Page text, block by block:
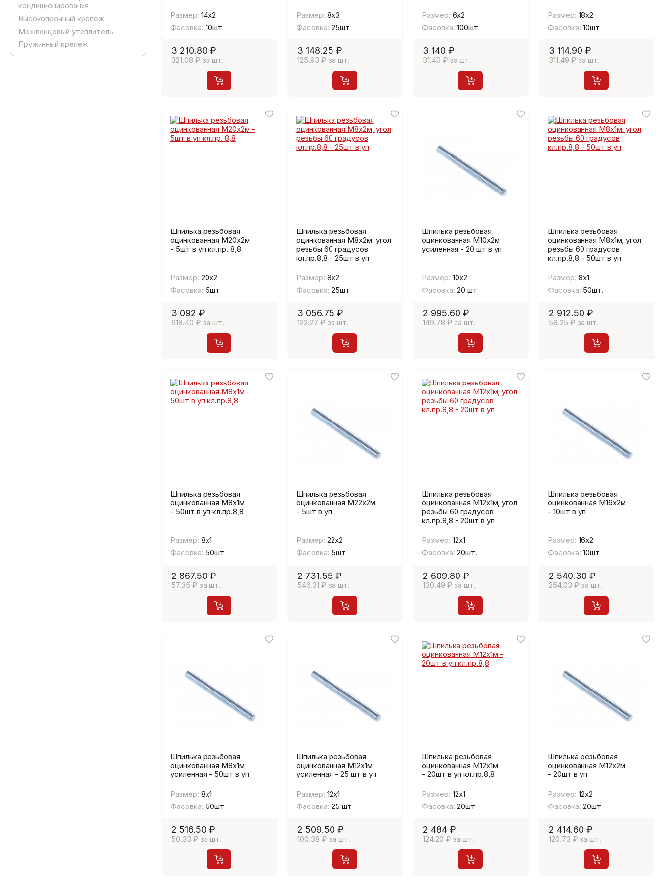
кондиционирования
Высокопрочный крепеж
Межвенцовый утеплитель
Пружинный крепеж
Размер: 14х2
Фасовка: 10шт
3 210.80 ₽
321.08 ₽ за шт.
Размер: 8х3
Фасовка: 25шт
3 148.25 ₽
125.93 ₽ за шт.
Размер: 6х2
Фасовка: 100шт
3 140 ₽
31.40 ₽ за шт.
Размер: 18х2
Фасовка: 10шт
3 114.90 ₽
311.49 ₽ за шт.
Шпилька резьбовая
оцинкованная М20х2м
- 5шт в уп кл.пр. 8,8
Размер: 20х2
Фасовка: 5шт
3 092 ₽
618.40 ₽ за шт.
Шпилька резьбовая
оцинкованная М8х2м, угол
резьбы 60 градусов
кл.пр.8,8 - 25шт в уп
Размер: 8х2
Фасовка: 25шт
3 056.75 ₽
122.27 ₽ за шт.
Шпилька резьбовая
оцинкованная М10х2м
усиленная - 20 шт в уп
Размер: 10х2
Фасовка: 20 шт
2 995.60 ₽
149.78 ₽ за шт.
Шпилька резьбовая
оцинкованная М8х1м, угол
резьбы 60 градусов
кл.пр.8,8 - 50шт в уп
Размер: 8х1
Фасовка: 50шт.
2 912.50 ₽
58.25 ₽ за шт.
Шпилька резьбовая
оцинкованная М8х1м
- 50шт в уп кл.пр.8,8
Размер: 8х1
Фасовка: 50шт
2 867.50 ₽
57.35 ₽ за шт.
Шпилька резьбовая
оцинкованная М22х2м
- 5шт в уп
Размер: 22х2
Фасовка: 5шт
2 731.55 ₽
546.31 ₽ за шт.
Шпилька резьбовая
оцинкованная М12х1м, угол
резьбы 60 градусов
кл.пр.8,8 - 20шт в уп
Размер: 12х1
Фасовка: 20шт.
2 609.80 ₽
130.49 ₽ за шт.
Шпилька резьбовая
оцинкованная М16х2м
- 10шт в уп
Размер: 16х2
Фасовка: 10шт
2 540.30 ₽
254.03 ₽ за шт.
Шпилька резьбовая
оцинкованная М8х1м
усиленная - 50шт в уп
Размер: 8х1
Фасовка: 50шт
2 516.50 ₽
50.33 ₽ за шт.
Шпилька резьбовая
оцинкованная М12х1м
усиленная - 25 шт в уп
Размер: 12х1
Фасовка: 25 шт
2 509.50 ₽
100.38 ₽ за шт.
Шпилька резьбовая
оцинкованная М12х1м
- 20шт в уп кл.пр.8,8
Размер: 12х1
Фасовка: 20шт
2 484 ₽
124.20 ₽ за шт.
Шпилька резьбовая
оцинкованная М12х2м
- 20шт в уп
Размер: 12х2
Фасовка: 20шт
2 414.60 ₽
120.73 ₽ за шт.